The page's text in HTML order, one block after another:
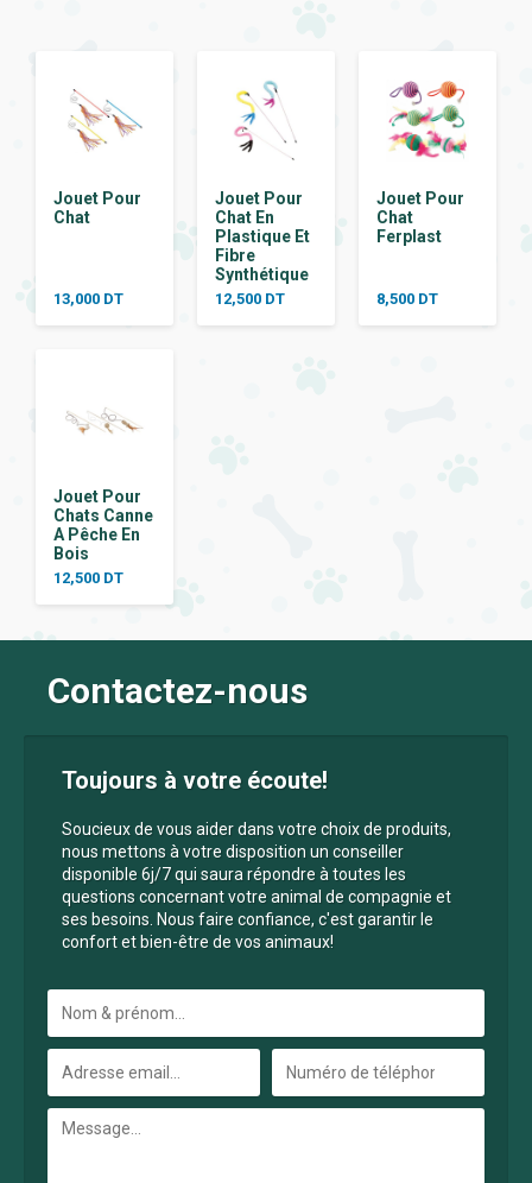
Jouet Pour
Chat
13,000 DT
Jouet Pour
Chat En
Plastique Et
Fibre
Synthétique
12,500 DT
Jouet Pour
Chat
Ferplast
8,500 DT
Jouet Pour
Chats Canne
A Pêche En
Bois
12,500 DT
Contactez-nous
Toujours à votre écoute!
Soucieux de vous aider dans votre choix de produits,
nous mettons à votre disposition un conseiller
disponible 6j/7 qui saura répondre à toutes les
questions concernant votre animal de compagnie et
ses besoins. Nous faire confiance, c'est garantir le
confort et bien-être de vos animaux!